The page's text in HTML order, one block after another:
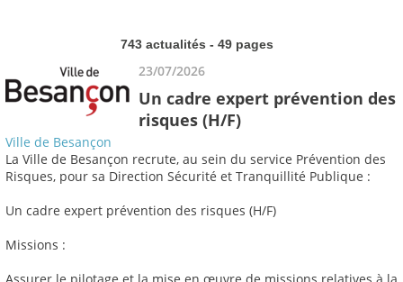
743 actualités - 49 pages
23/07/2026
Un cadre expert prévention des
risques (H/F)
Ville de Besançon
La Ville de Besançon recrute, au sein du service Prévention des
Risques, pour sa Direction Sécurité et Tranquillité Publique :
Un cadre expert prévention des risques (H/F)
Missions :